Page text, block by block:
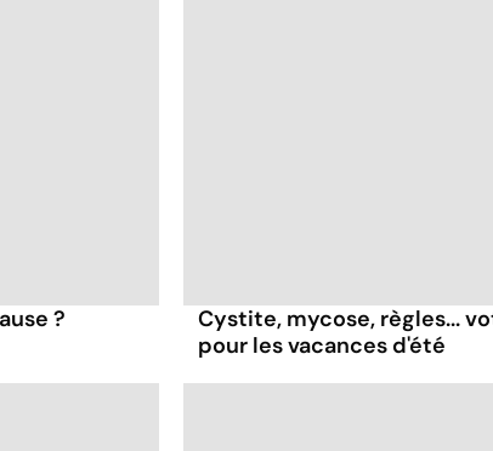
?
Cystite, mycose, règles...
pour les vacances d'été